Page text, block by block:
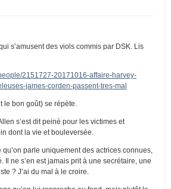
s’amusent des viols commis par DSK. Lis
2151727-20171016-affaire-harvey-
james-corden-passent-tres-mal
le bon goût) se répète.
s’est dit peiné pour les victimes et
dont la vie et bouleversée.
parle uniquement des actrices connues,
Il ne s’en est jamais prit à une secrétaire, une
? J’ai du mal à le croire.